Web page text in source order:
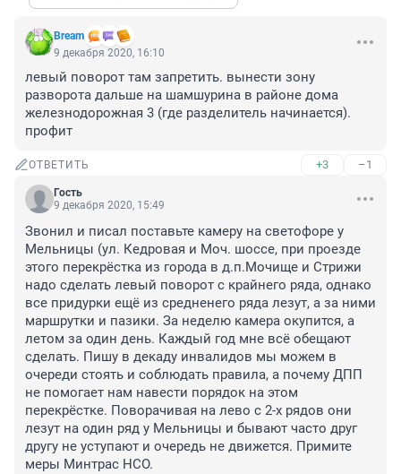
Bream
9 декабря 2020, 16:10
левый поворот там запретить. вынести зону
разворота дальше на шамшурина в районе дома
железнодорожная 3 (где разделитель начинается).
профит
ОТВЕТИТЬ +3 –1
Гость
9 декабря 2020, 15:49
Звонил и писал поставьте камеру на светофоре у
Мельницы (ул. Кедровая и Моч. шоссе, при проезде
этого перекрёстка из города в д.п.Мочище и Стрижи
надо сделать левый поворот с крайнего ряда, однако
все придурки ещё из средненего ряда лезут, а за ними
маршрутки и пазики. За неделю камера окупится, а
летом за один день. Каждый год мне всё обещают
сделать. Пишу в декаду инвалидов мы можем в
очереди стоять и соблюдать правила, а почему ДПП
не помогает нам навести порядок на этом
перекрёстке. Поворачивая на лево с 2-х рядов они
лезут на один ряд у Мельницы и бывают часто друг
другу не уступают и очередь не движется. Примите
меры Минтрас НСО.